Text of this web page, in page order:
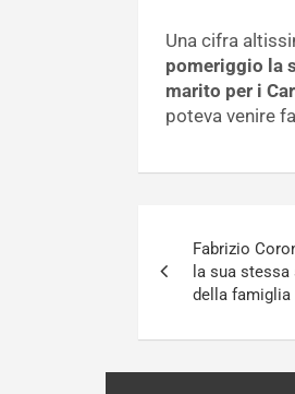
Una cifra
pomeriggio la
marito per i
poteva venire
articoli
Fabrizio
la sua
della famiglia